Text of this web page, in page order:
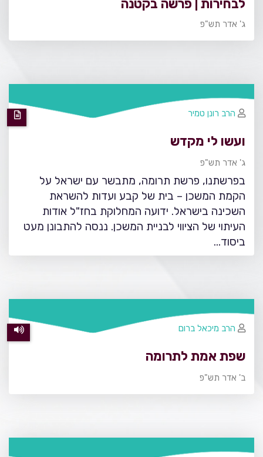
לבחירות | פרשה בקטנה
ג' אדר תש"פ
ועשו לי מקדש
ג' אדר תש"פ
בפרשתנו, פרשת תרומה, מתבשר עם ישראל על
הקמת המשכן – בית של קבע ועדות להשראת
השכינה בישראל. ידועה המחלוקת בחז"ל אודות
העיתוי של הציווי לבניית המשכן. ננסה להתבונן מעט
ביסוד…
הרב רונן טמיר
שפת אמת לתרומה
ב' אדר תש"פ
הרב מיכאל ברום